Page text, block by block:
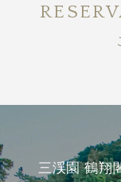
三渓園 鶴翔